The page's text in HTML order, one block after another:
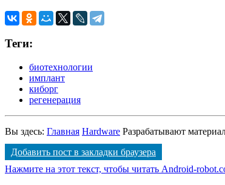
Теги:
биотехнологии
имплант
киборг
регенерация
Вы здесь: Главная Hardware Разрабатывают
Добавить пост в закладки браузера
Нажмите на этот текст, чтобы читать Android-